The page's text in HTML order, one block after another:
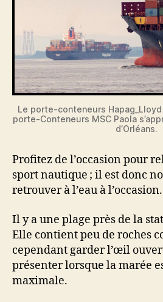
Le porte-conteneurs
porte-Conteneurs MSC Paola
d’Orléans.
Profitez de l’occasion pour
sport nautique ; il est donc
retrouver à l’eau à l’occasion.
Il y a une plage près de la
Elle contient peu de roches
cependant garder l’œil
présenter lorsque la marée
maximale.